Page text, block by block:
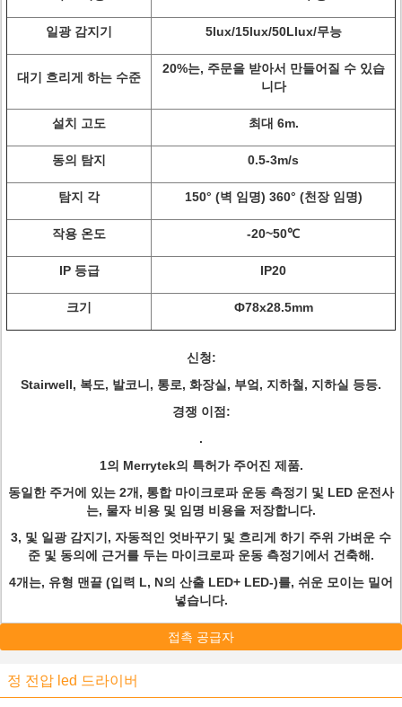
일광 감지기 5lux/15lux/50Llux/무능
대기 흐리게 하는 수준
20%는, 주문을 받아서 만들어질 수 있습
니다
설치 고도 최대 6m.
동의 탐지 0.5-3m/s
탐지 각 150° (벽 임명) 360° (천장 임명)
작용 온도 -20~50℃
IP 등급 IP20
크기 Ф78x28.5mm
신청:
Stairwell, 복도, 발코니, 통로, 화장실, 부엌, 지하철, 지하실 등등.
경쟁 이점:
.
1의 Merrytek의 특허가 주어진 제품.
동일한 주거에 있는 2개, 통합 마이크로파 운동 측정기 및 LED 운전사
는, 물자 비용 및 임명 비용을 저장합니다.
3, 및 일광 감지기, 자동적인 엇바꾸기 및 흐리게 하기 주위 가벼운 수
준 및 동의에 근거를 두는 마이크로파 운동 측정기에서 건축해.
4개는, 유형 맨끝 (입력 L, N의 산출 LED+ LED-)를, 쉬운 모이는 밀어
넣습니다.
접촉 공급자
정 전압 led 드라이버